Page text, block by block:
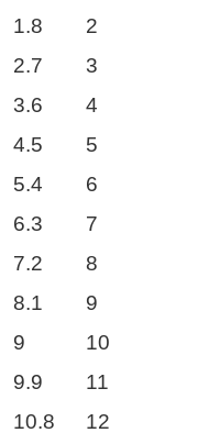
1.8 2
2.7 3
3.6 4
4.5 5
5.4 6
6.3 7
7.2 8
8.1 9
9 10
9.9 11
10.8 12